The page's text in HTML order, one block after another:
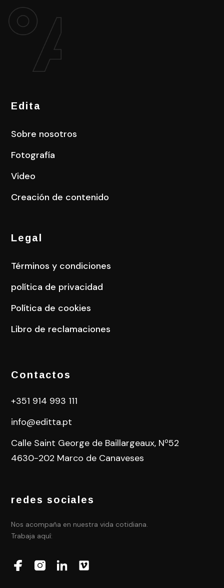
Edita
Sobre nosotros
Fotografía
Video
Creación de contenido
Legal
Términos y condiciones
política de privacidad
Política de cookies
Libro de reclamaciones
Contactos
+351 914 993 111
info@editta.pt
Calle Saint George de Baillargeaux, Nº52
4630-202 Marco de Canaveses
redes sociales
Nos acompaña en nuestra vida cotidiana.
Trabaja aquí: